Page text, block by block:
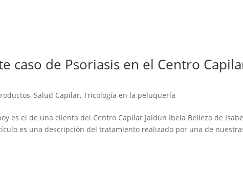
caso de Psoriasis en el Centro
, Salud Capilar,Tricología en la peluquería
es el de una clienta del Centro Capilar Jaldún Ibela Belleza de
es una descripción del tratamiento realizado por una de